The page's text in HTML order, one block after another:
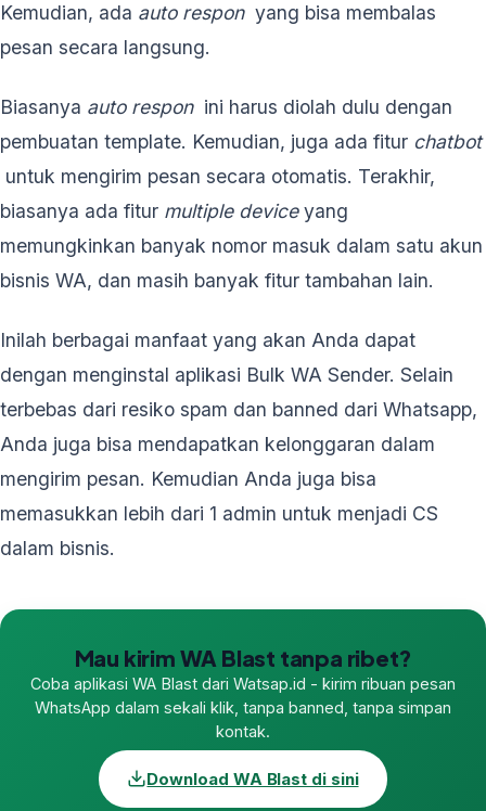
Kemudian, ada auto respon yang bisa membalas
pesan secara langsung.
Biasanya auto respon ini harus diolah dulu dengan
pembuatan template. Kemudian, juga ada fitur chatbot
untuk mengirim pesan secara otomatis. Terakhir,
biasanya ada fitur multiple deviceyang
memungkinkan banyak nomor masuk dalam satu akun
bisnis WA, dan masih banyak fitur tambahan lain.
Inilah berbagai manfaat yang akan Anda dapat
dengan menginstal aplikasi Bulk WA Sender. Selain
terbebas dari resiko spam dan banned dari Whatsapp,
Anda juga bisa mendapatkan kelonggaran dalam
mengirim pesan. Kemudian Anda juga bisa
memasukkan lebih dari 1 admin untuk menjadi CS
dalam bisnis.
Mau kirim WA Blast tanpa ribet?
Coba aplikasi WA Blast dari Watsap.id - kirim ribuan pesan
WhatsApp dalam sekali klik, tanpa banned, tanpa simpan
kontak.
Download WA Blast di sini